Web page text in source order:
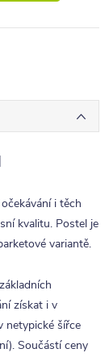
i těch
kvalitu. Postel je
variantě.
získat i v
netypické šířce
Součástí ceny